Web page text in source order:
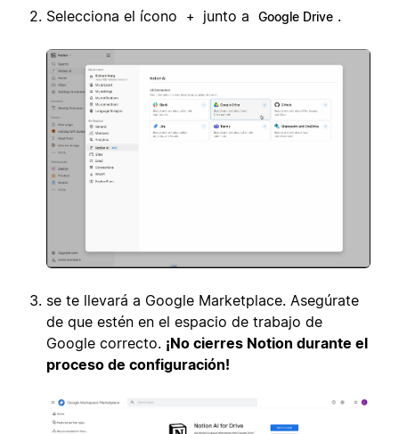
Selecciona el ícono
+ junto a Google Drive .
se te llevará a Google Marketplace. Asegúrate
de que estén en el espacio de trabajo de
Google correcto. ¡No cierres Notion durante el
proceso de configuración!